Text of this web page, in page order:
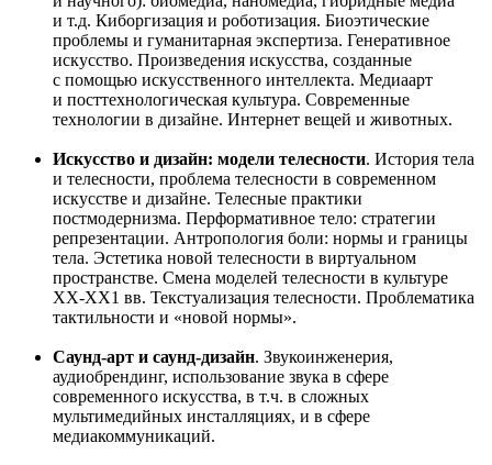
и т.д. Киборгизация и роботизация. Биоэтические
проблемы и гуманитарная экспертиза. Генеративное
искусство. Произведения искусства, созданные
с помощью искусственного интеллекта. Медиаарт
и посттехнологическая культура. Современные
технологии в дизайне. Интернет вещей и животных.
Искусство и дизайн: модели телесности. История тела
и телесности, проблема телесности в современном
искусстве и дизайне. Телесные практики
постмодернизма. Перформативное тело: стратегии
репрезентации. Антропология боли: нормы и границы
тела. Эстетика новой телесности в виртуальном
пространстве. Смена моделей телесности в культуре
ХХ-ХХ1 вв. Текстуализация телесности. Проблематика
тактильности и «новой нормы».
Саунд-арт и саунд-дизайн. Звукоинженерия,
аудиобрендинг, использование звука в сфере
современного искусства, в т.ч. в сложных
мультимедийных инсталляциях, и в сфере
медиакоммуникаций.